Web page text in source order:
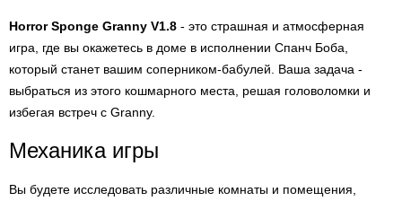
Horror Sponge Granny V1.8 - это страшная и атмосферная
игра, где вы окажетесь в доме в исполнении Спанч Боба,
который станет вашим соперником-бабулей. Ваша задача -
выбраться из этого кошмарного места, решая головоломки и
избегая встреч с Granny.
Механика игры
Вы будете исследовать различные комнаты и помещения,